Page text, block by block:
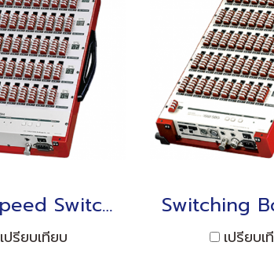
High Speed Switching Box IHW-50H (TDS-630)
เปรียบเทียบ เปรียบเ